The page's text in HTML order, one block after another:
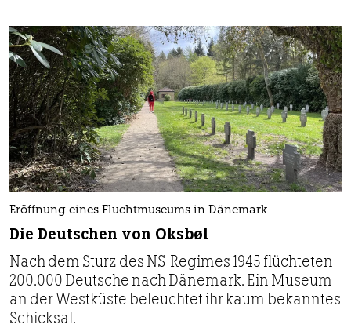
Eröffnung eines Fluchtmuseums in Dänemark
Die Deutschen von Oksbøl
Nach dem Sturz des NS-Regimes 1945 flüchteten
200.000 Deutsche nach Dänemark. Ein Museum
an der Westküste beleuchtet ihr kaum bekanntes
Schicksal.